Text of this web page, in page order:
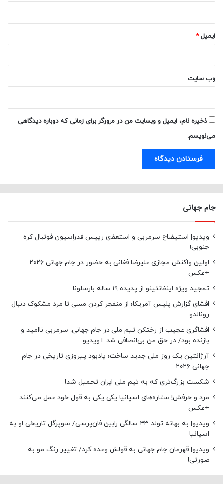
ایمیل*
وب‌ سایت
ذخیره نام، ایمیل و وبسایت من در مرورگر برای زمانی که دوباره دیدگاهی
می‌نویسم.
جام جهانی
ویدیو| استیضاح سرمربی و استعفای رییس فدراسیون فوتبال کره
جنوبی!
اولین واکنش مجازی علیرضا فغانی به حضور در جام جهانی ۲۰۲۶
+عکس
تمجید ویژه اینفانتینو از پدیده ۱۹ ساله بارسلونا
افشای گزارش پلیس آمریکا؛ از منفجر کردن مسی تا مرد مشکوک دنبال
رونالدو
افشاگری عجیب از رختکن تیم ملی در جام جهانی: سرمربی ناامید و
بازنده بود/ در حق من بی‌انصافی شد +ویدیو
آرژانتین یک روز ملی جدید ساخت؛ یادبود پیروزی تاریخی در جام
جهانی ۲۰۲۶
شکست بزرگ‌تری که به تیم ملی ایران تحمیل شد!
مرد و حرفش! ستاره‌های اسپانیا یکی یکی به قول خود عمل می‌کنند
+عکس
ویدیو| به بهانه تولد ۴۳ سالگی رابین فان‌پرسی/ سوپرگل تاریخی او به
اسپانیا
ویدیو| قهرمان جام جهانی به قولش وعده کرد/ تغییر رنگ مو به
صورتی!